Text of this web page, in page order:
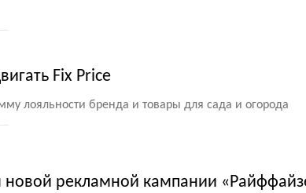
Fix Price
лояльности бренда и товары для сада и огорода
новой рекламной кампании